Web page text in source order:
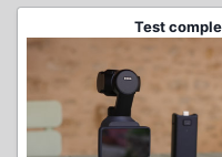
Test